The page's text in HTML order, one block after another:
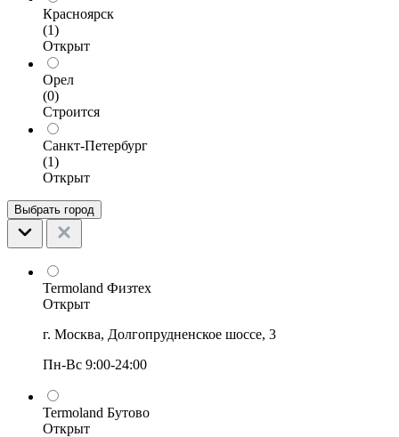
Красноярск
(1)
Открыт
Орел
(0)
Строится
Санкт-Петербург
(1)
Открыт
Выбрать город
Termoland Физтех
Открыт
г. Москва, Долгопрудненское шоссе, 3
Пн-Вс 9:00-24:00
Termoland Бутово
Открыт